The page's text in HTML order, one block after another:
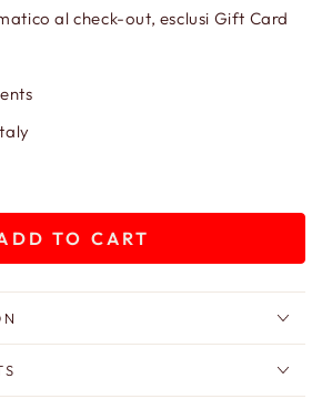
al check-out, esclusi Gift Card
TO CART